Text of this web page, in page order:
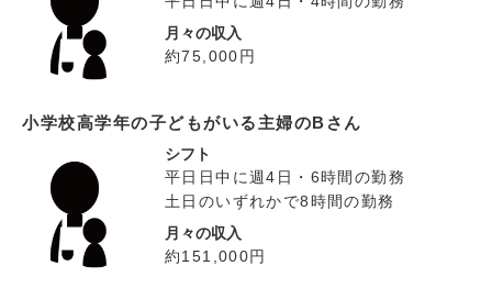
月々の収入
約75,000円
小学校高学年の子どもがいる主婦のBさん
シフト
平日日中に週4日・6時間の勤務
土日のいずれかで8時間の勤務
月々の収入
約151,000円